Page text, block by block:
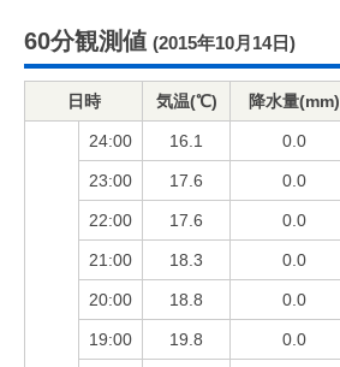
60分観測値 (2015年10月14日)
日時 気温(℃) 降水量(mm)
24:00 16.1 0.0
23:00 17.6 0.0
22:00 17.6 0.0
21:00 18.3 0.0
20:00 18.8 0.0
19:00 19.8 0.0